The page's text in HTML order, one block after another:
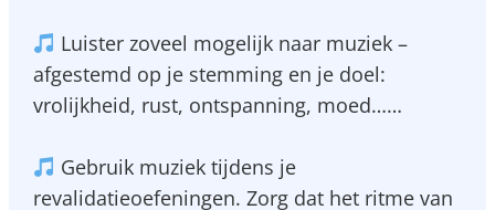
Luister zoveel mogelijk naar muziek –
afgestemd op je stemming en je doel:
vrolijkheid, rust, ontspanning, moed……
Gebruik muziek tijdens je
revalidatieoefeningen. Zorg dat het ritme van